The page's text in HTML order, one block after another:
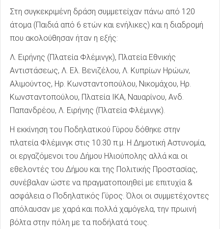
Στη συγκεκριμένη δράση συμμετείχαν πάνω από 120
άτομα (Παιδιά από 6 ετών και ενήλικες) και η διαδρομή
που ακολούθησαν ήταν η εξής:
Λ. Ειρήνης (Πλατεία Φλέμινγκ), Πλατεία Εθνικής
Αντιστάσεως, Λ. Ελ. Βενιζέλου, Λ. Κυπρίων Ηρώων,
Αλιμούντος, Ηρ. Κωνσταντοπούλου, Νικομάχου, Ηρ.
Κωνσταντοπούλου, Πλατεία ΙΚΑ, Ναυαρίνου, Ανδ.
Παπανδρέου, Λ. Ειρήνης (Πλατεία Φλέμινγκ).
Η εκκίνηση του Ποδηλατικού Γύρου δόθηκε στην
πλατεία Φλέμινγκ στις 10.30 π.μ. Η Δημοτική Αστυνομία,
οι εργαζόμενοι του Δήμου Ηλιούπολης αλλά και οι
εθελοντές του Δήμου και της Πολιτικής Προστασίας,
συνέβαλαν ώστε να πραγματοποιηθεί με επιτυχία &
ασφάλεια ο Ποδηλατικός Γύρος. Όλοι οι συμμετέχοντες
απόλαυσαν με χαρά και πολλά χαμόγελα, την πρωινή
βόλτα στην πόλη με τα ποδήλατά τους.